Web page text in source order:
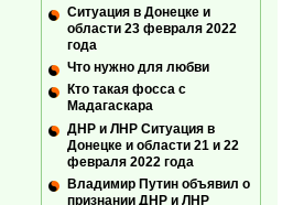
Ситуация в Донецке и
области 23 февраля 2022
года
Что нужно для любви
Кто такая фосса с
Мадагаскара
ДНР и ЛНР Ситуация в
Донецке и области 21 и 22
февраля 2022 года
Владимир Путин объявил о
признании ДНР и ЛНР